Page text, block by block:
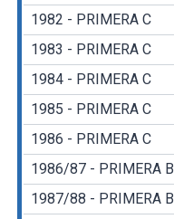
1982 - PRIMERA C
1983 - PRIMERA C
1984 - PRIMERA C
1985 - PRIMERA C
1986 - PRIMERA C
1986/87 - PRIMERA B
1987/88 - PRIMERA B